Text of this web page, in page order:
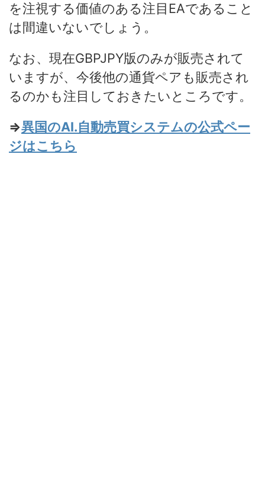
を注視する価値のある注目EAであること
は間違いないでしょう。
なお、現在GBPJPY版のみが販売されて
いますが、今後他の通貨ペアも販売され
るのかも注目しておきたいところです。
⇒異国のAI.自動売買システムの公式ペー
ジはこちら